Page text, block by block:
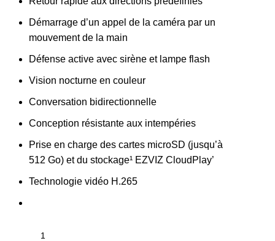
Démarrage d’un appel de la caméra par un
mouvement de la main
Défense active avec sirène et lampe flash
Vision nocturne en couleur
Conversation bidirectionnelle
Conception résistante aux intempéries
Prise en charge des cartes microSD (jusqu’à
512 Go) et du stockage¹ EZVIZ CloudPlay’
Technologie vidéo H.265